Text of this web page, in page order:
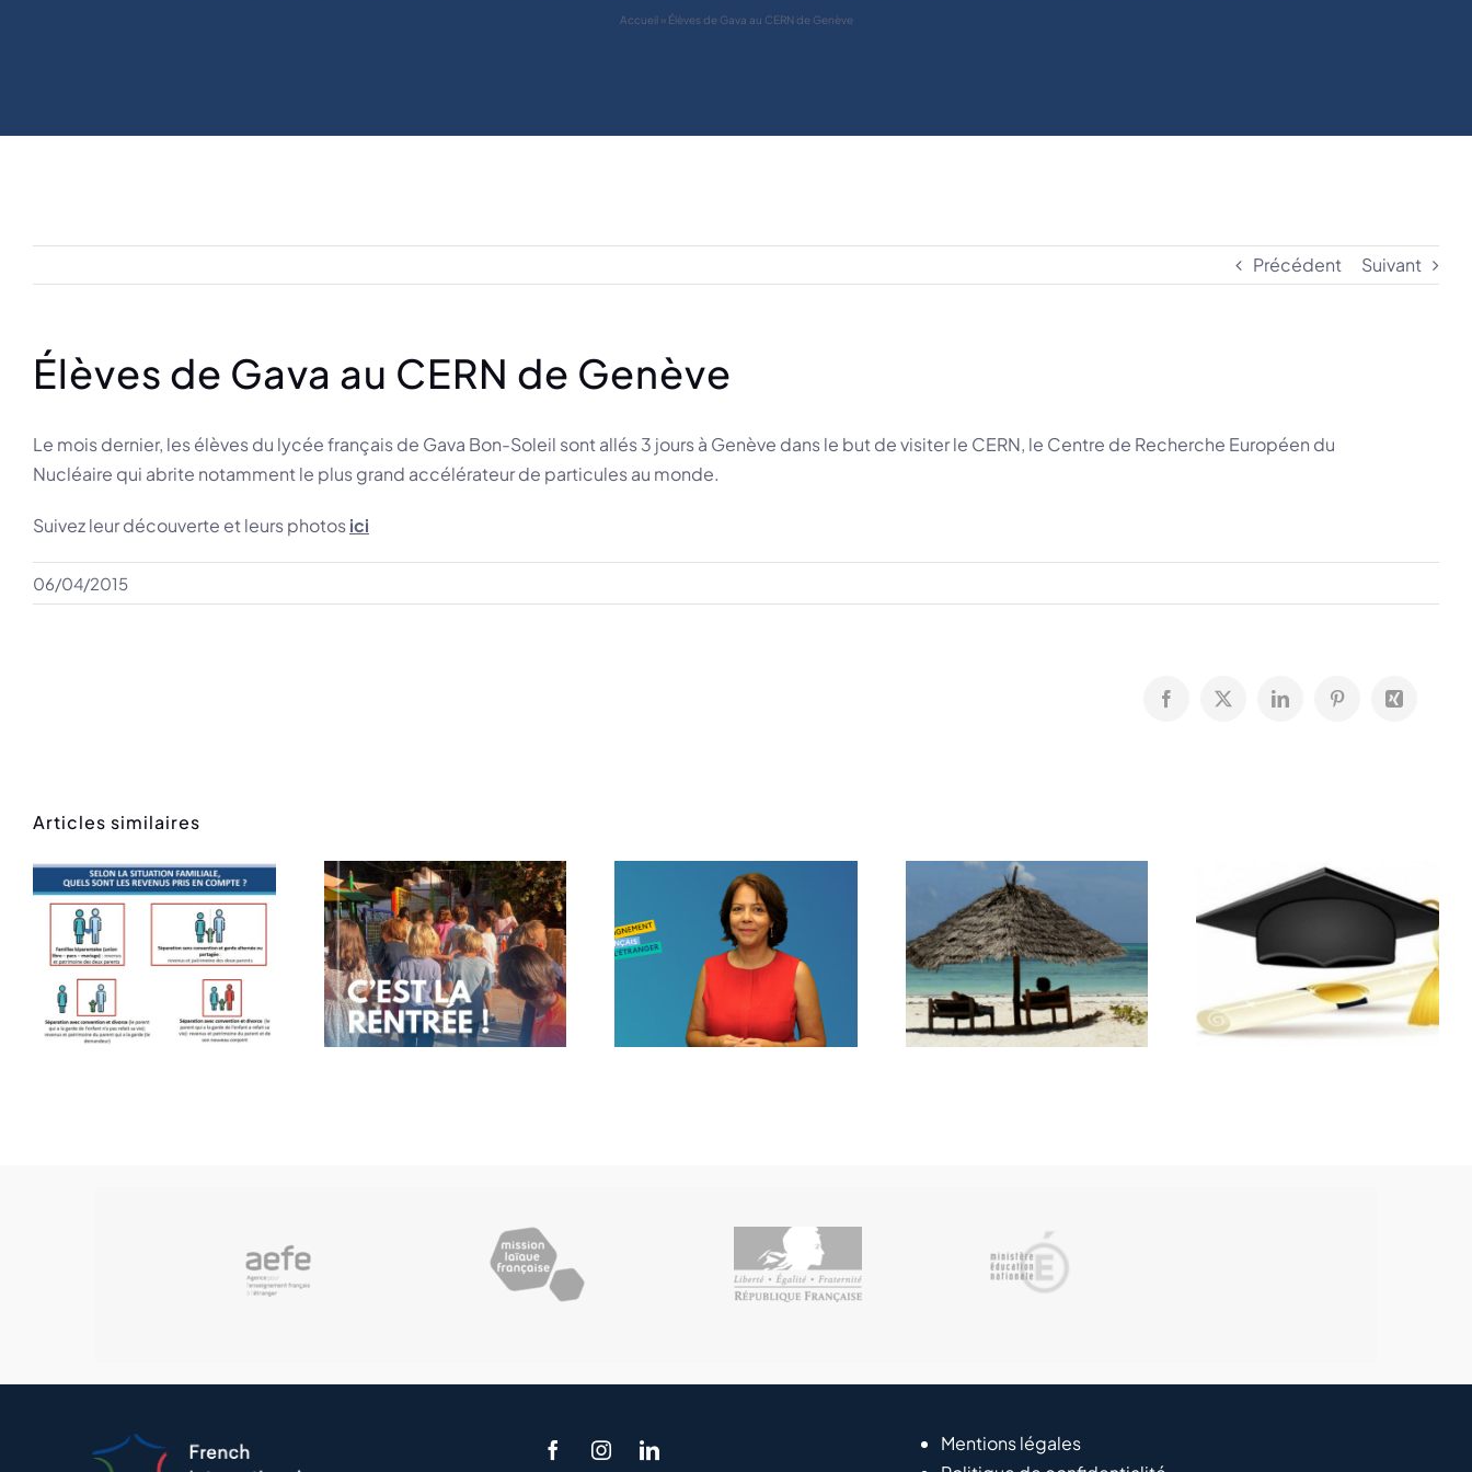
Accueil» Élèves de Gava au CERN de Genève
Précédent Suivant
Élèves de Gava au CERN de Genève
Le mois dernier, les élèves du lycée français de Gava Bon-Soleil sont allés 3 jours à Genève dans le but de visiter le CERN, le Centre de Recherche Européen du
Nucléaire qui abrite notamment le plus grand accélérateur de particules au monde.
Suivez leur découverte et leurs photosici
06/04/2015
Facebook
X LinkedInPinterestXing
Articles similaires
Rentrée des
classes
Message de
rentrée
Voilà l’été…
Résultats du
Bac
Bourses
scolaires
Mentions légales